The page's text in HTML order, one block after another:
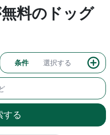
料のドッグ
条件 選択する
する